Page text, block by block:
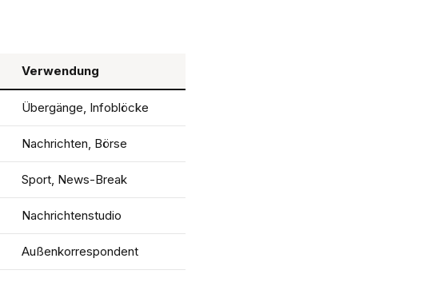
Verwendung
Übergänge, Infoblöcke
Nachrichten, Börse
Sport, News-Break
Nachrichtenstudio
Außenkorrespondent